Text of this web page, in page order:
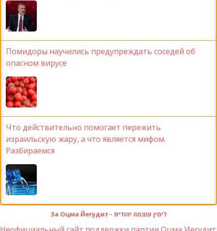
Помидоры научились предупреждать соседей об
опасном вирусе
Что действительно помогает пережить
израильскую жару, а что является мифом.
Разбираемся
За Оцма Йегудит - לימין עוצמה יהודית